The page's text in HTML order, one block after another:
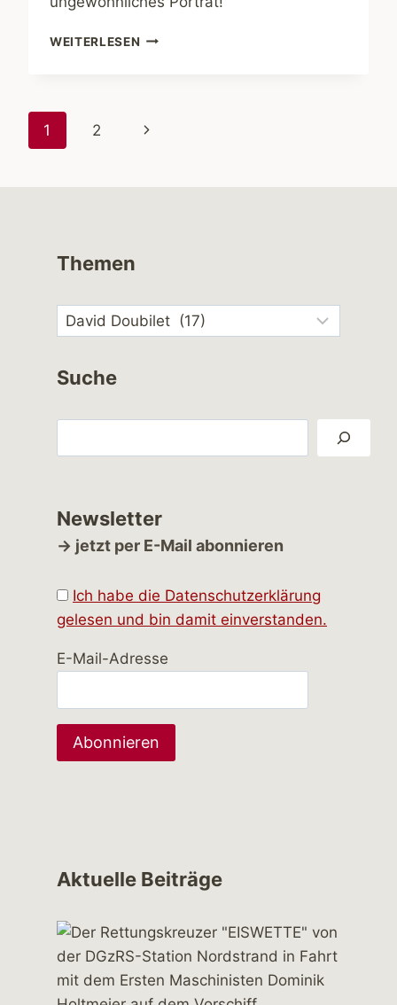
WEITERLESEN AFRICAN
DOUBILET
Seitennavigation
1 2
Nächste
Themen
Suche
Newsletter
→ jetzt per E-Mail abonnieren
Ich habe die Datenschutzerklärung
gelesen und bin damit einverstanden.
E-Mail-Adresse
Aktuelle Beiträge